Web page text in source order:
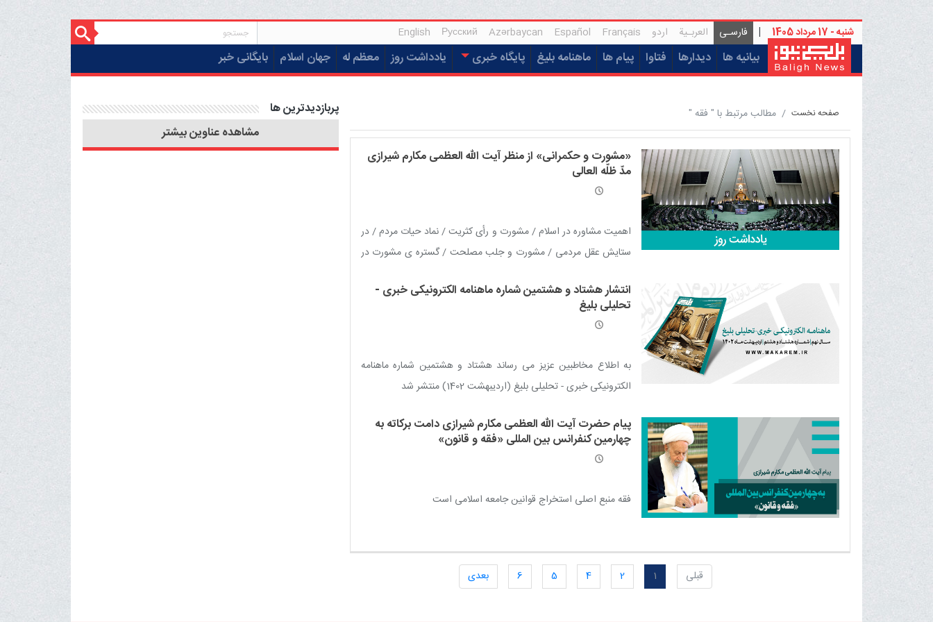
شنبه - 17 مرداد 1405 | فارسـی العربـیة اردو Français
Español
Azərbaycan
Русский
English
بیانیه ها دیدارها فتاوا پیام ها ماهنامه بلیغ پایگاه خبری یادداشت روز معظم له جهان اسلام بایگانی خبر
صفحه نخست مطالب مرتبط با " فقه "
«مشورت و حکمرانی» از منظر آیت الله العظمی مکارم شیرازی
مدّ ظلّه العالی
اهمیت مشاوره در اسلام / مشورت و رأی کثریت / نماد حیات مردم / در
ستایش عقل مردمی / مشورت و جلب مصلحت / گستره ی مشورت در
ساختار سازمانی مشورت / با این سه گروه مشورت نکنید / ویژگی های
مشاور / برای سازندگی / مشورت و مقتضیات زمان / ولایت، فقاهت و
انتشار هشتاد و هشتمین شماره ماهنامه الکترونیکی خبری -
تحلیلی بلیغ
به اطلاع مخاطبین عزیز می رساند هشتاد و هشتمین شماره ماهنامه
الکترونیکی خبری - تحلیلی بلیغ (اردیبهشت 1402) منتشر شد
پیام حضرت آیت الله العظمی مکارم شیرازی دامت برکاته به
چهارمین کنفرانس بین المللی «فقه و قانون»
فقه منبع اصلی استخراج قوانین جامعه اسلامی است
قبلی 1
2
4
5
6 بعدی
پربازدیدترین ها
مشاهده عناوین بیشتر